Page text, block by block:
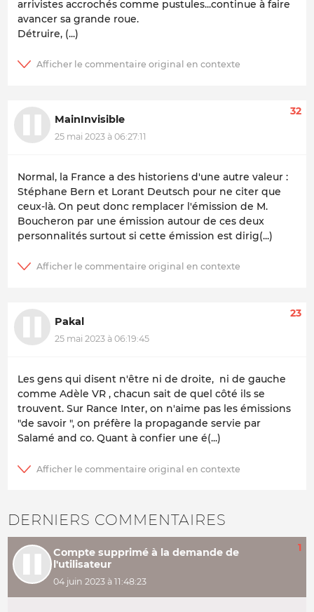
arrivistes accrochés comme pustules...continue à faire
avancer sa grande roue.
Détruire, (...)
MainInvisible
25 mai 2023 à 06:27:11
32
Normal, la France a des historiens d'une autre valeur :
Stéphane Bern et Lorant Deutsch pour ne citer que
ceux-là. On peut donc remplacer l'émission de M.
Boucheron par une émission autour de ces deux
personnalités surtout si cette émission est dirig(...)
Pakal
25 mai 2023 à 06:19:45
23
Les gens qui disent n'être ni de droite, ni de gauche
comme Adèle VR , chacun sait de quel côté ils se
trouvent. Sur Rance Inter, on n'aime pas les émissions
"de savoir ", on préfère la propagande servie par
Salamé and co. Quant à confier une é(...)
DERNIERS COMMENTAIRES
Compte supprimé à la demande de
l'utilisateur
04 juin 2023 à 11:48:23
1